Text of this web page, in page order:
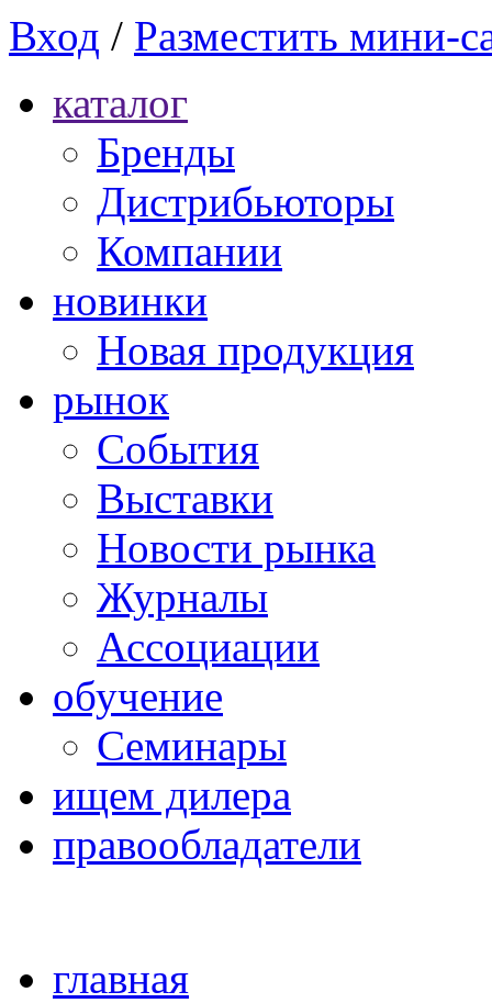
Вход / Разместить мини-
каталог
Бренды
Дистрибьюторы
Компании
новинки
Новая продукция
рынок
Cобытия
Выставки
Новости рынка
Журналы
Ассоциации
обучение
Семинары
ищем дилера
правообладатели
главная